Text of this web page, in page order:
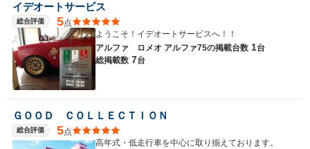
イデオートサービス
総合評価 5点
ようこそ！イデオートサービスへ！！
アルファ ロメオ アルファ75の掲載台数 1台
総掲載数 7台
ＧＯＯＤ ＣＯＬＬＥＣＴＩＯＮ
総合評価 5点
高年式・低走行車を中心に取り揃えております。